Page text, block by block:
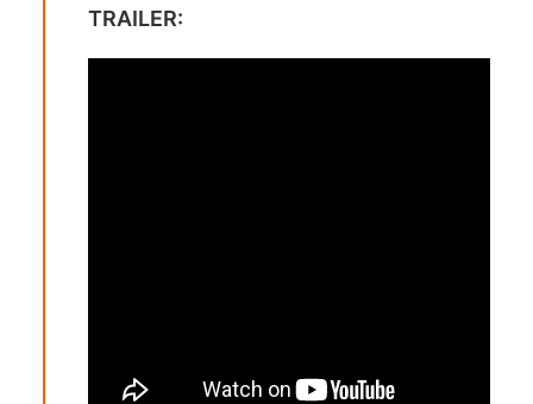
TRAILER: